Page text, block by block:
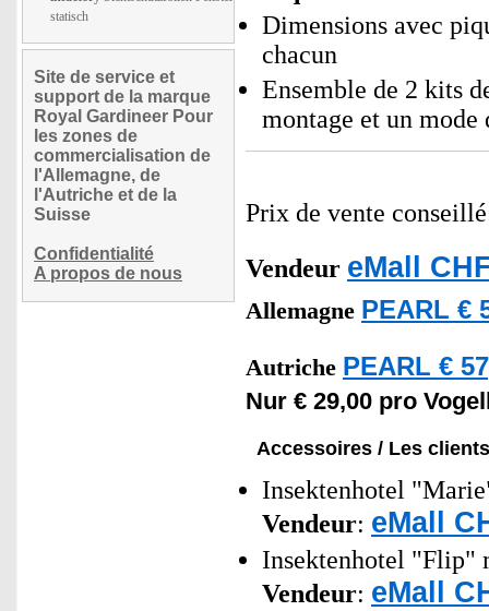
statisch
Site de service et
support de la marque
Royal Gardineer Pour
les zones de
commercialisation de
l'Allemagne, de
l'Autriche et de la
Suisse
Confidentialité
A propos de nous
Dimensions avec
chacun
Ensemble de 2 kits
montage et un
Prix de vente
Vendeur eMall
Allemagne PEARL €
Autriche PEARL €
Nur € 29,00 pro
Accessoires / Les
Insektenhotel
Vendeur: eMall
Insektenhotel "Flip"
Vendeur: eMall